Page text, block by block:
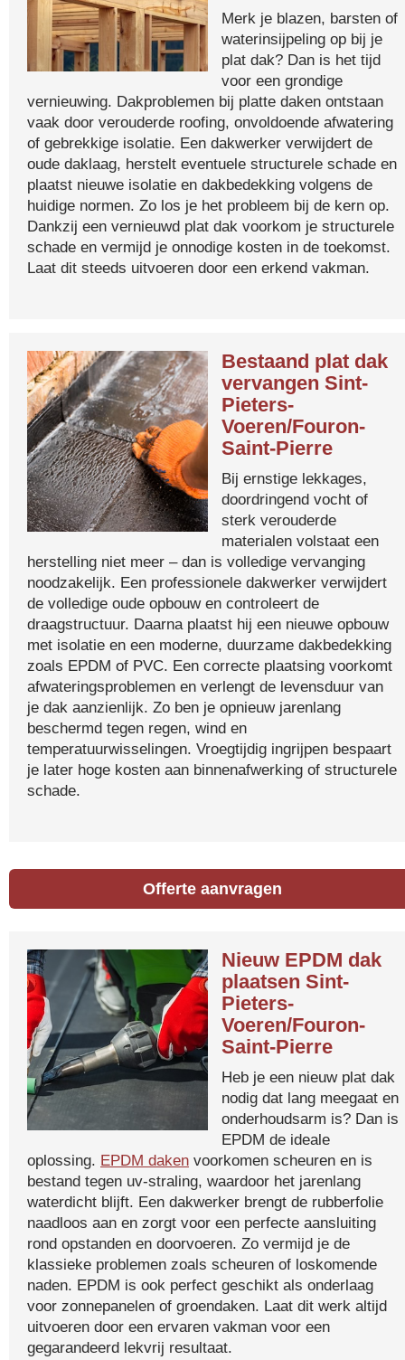
Merk je blazen, barsten of
waterinsijpeling op bij je
plat dak? Dan is het tijd
voor een grondige
vernieuwing. Dakproblemen bij platte daken ontstaan
vaak door verouderde roofing, onvoldoende afwatering
of gebrekkige isolatie. Een dakwerker verwijdert de
oude daklaag, herstelt eventuele structurele schade en
plaatst nieuwe isolatie en dakbedekking volgens de
huidige normen. Zo los je het probleem bij de kern op.
Dankzij een vernieuwd plat dak voorkom je structurele
schade en vermijd je onnodige kosten in de toekomst.
Laat dit steeds uitvoeren door een erkend vakman.
Bestaand plat dak
vervangen Sint-
Pieters-
Voeren/Fouron-
Saint-Pierre
Bij ernstige lekkages,
doordringend vocht of
sterk verouderde
materialen volstaat een
herstelling niet meer – dan is volledige vervanging
noodzakelijk. Een professionele dakwerker verwijdert
de volledige oude opbouw en controleert de
draagstructuur. Daarna plaatst hij een nieuwe opbouw
met isolatie en een moderne, duurzame dakbedekking
zoals EPDM of PVC. Een correcte plaatsing voorkomt
afwateringsproblemen en verlengt de levensduur van
je dak aanzienlijk. Zo ben je opnieuw jarenlang
beschermd tegen regen, wind en
temperatuurwisselingen. Vroegtijdig ingrijpen bespaart
je later hoge kosten aan binnenafwerking of structurele
schade.
Offerte aanvragen
Nieuw EPDM dak
plaatsen Sint-
Pieters-
Voeren/Fouron-
Saint-Pierre
Heb je een nieuw plat dak
nodig dat lang meegaat en
onderhoudsarm is? Dan is
EPDM de ideale
oplossing. EPDM daken voorkomen scheuren en is
bestand tegen uv-straling, waardoor het jarenlang
waterdicht blijft. Een dakwerker brengt de rubberfolie
naadloos aan en zorgt voor een perfecte aansluiting
rond opstanden en doorvoeren. Zo vermijd je de
klassieke problemen zoals scheuren of loskomende
naden. EPDM is ook perfect geschikt als onderlaag
voor zonnepanelen of groendaken. Laat dit werk altijd
uitvoeren door een ervaren vakman voor een
gegarandeerd lekvrij resultaat.